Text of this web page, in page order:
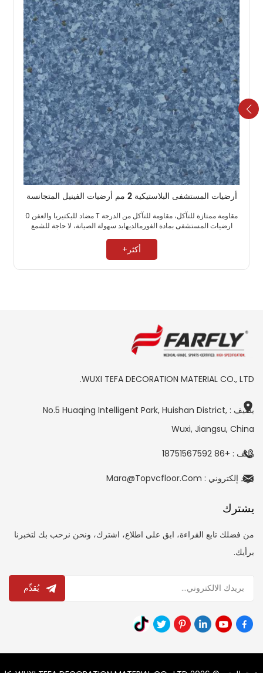
أرضيات المستشفى البلاستيكية 2 مم أرضيات الفينيل المتجانسة
مقاومة ممتازة للتآكل، مقاومة للتآكل من الدرجة T مضاد للبكتيريا والعفن 0
ارضيات المستشفى بمادة الفورمالديهايد سهولة الصيانة، لا حاجة للشمع ​
أكثر+
WUXI TEFA DECORATION MATERIAL CO., LTD.
يضيف : No.5 Huaqing Intelligent Park, Huishan District,
Wuxi, Jiangsu, China
هاتف : +86 18751567592
بريد إلكتروني : Mara@topvcfloor.com
يشترك
من فضلك تابع القراءة، ابق على اطلاع، اشترك، ونحن نرحب بك لتخبرنا
برأيك.
يُقدِّم